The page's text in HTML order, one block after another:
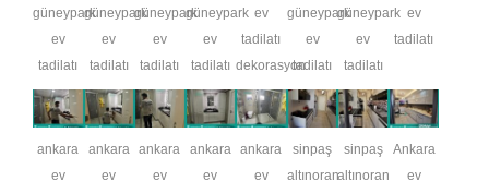
güneypark
ev
tadilatı
güneypark
ev
tadilatı
güneypark
ev
tadilatı
güneypark
ev
tadilatı
ev
tadilatı
dekorasyon
güneypark
ev
tadilatı
güneypark
ev
tadilatı
ev
tadilatı
ankara
ev
ankara
ev
ankara
ev
ankara
ev
ankara
ev
sinpaş
altınoran
sinpaş
altınoran
Ankara
ev